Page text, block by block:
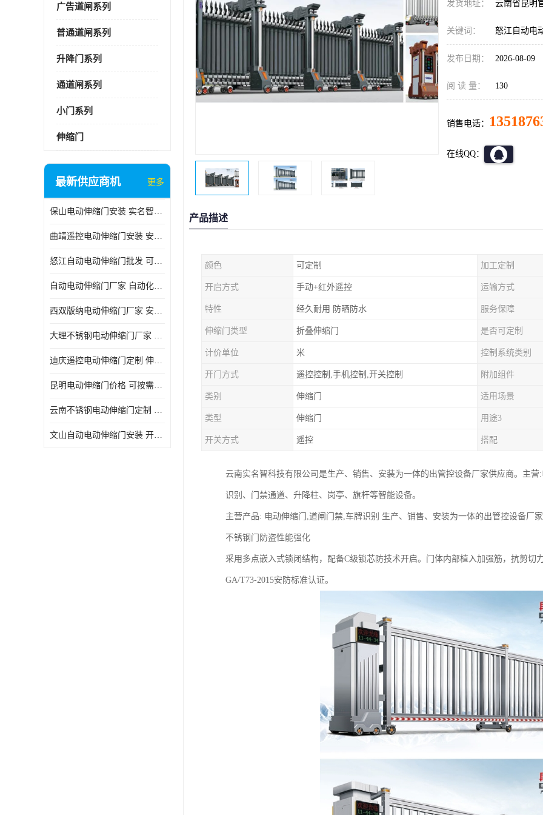
广告道闸系列
普通道闸系列
升降门系列
通道闸系列
小门系列
伸缩门
最新供应商机 更多
保山电动伸缩门安装 实名智科技 安全性高
曲靖遥控电动伸缩门安装 安全性高
怒江自动电动伸缩门批发 可按需定制
自动电动伸缩门厂家 自动化操作
西双版纳电动伸缩门厂家 安全性高
大理不锈钢电动伸缩门厂家 适合狭窄通道
迪庆遥控电动伸缩门定制 伸缩结构设计
昆明电动伸缩门价格 可按需定制
云南不锈钢电动伸缩门定制 自动化操作
文山自动电动伸缩门安装 开启后占用空间小
发货地址： 云南省昆明
关键词： 怒江自动电
发布日期： 2026-08-09
阅 读 量： 130
销售电话：
在线QQ：
产品描述
颜色 可定制 加工定制
开启方式 手动+红外遥控 运输方式
特性 经久耐用 防晒防水 服务保障
伸缩门类型 折叠伸缩门 是否可定制
计价单位 米 控制系统类别
开门方式 遥控控制,手机控制,开关控制 附加组件
类别 伸缩门 适用场景
类型 伸缩门 用途3
开关方式 遥控 搭配
云南实名智科技有限公司是生产、销售、安装为一体的出管控设备厂家供应商。主
识别、门禁通道、升降柱、岗亭、旗杆等智能设备。
主营产品: 电动伸缩门,道闸门禁,车牌识别 生产、销售、安装为一体的出管控设备厂
不锈钢门防盗性能强化‌
采用多点嵌入式锁闭结构，配备C级锁芯防技术开启。门体内部植入加强筋，抗剪切
GA/T73-2015安防标准认证。